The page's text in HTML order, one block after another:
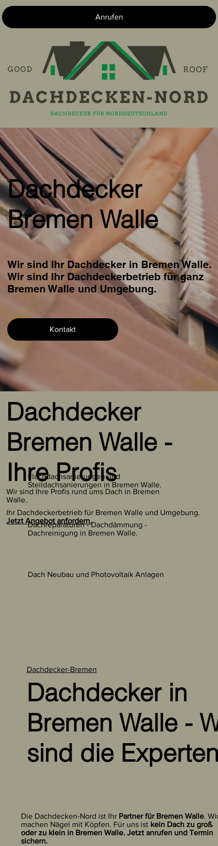
Anrufen
Dachdecker
Bremen Walle
Wir sind Ihr Dachdecker in Bremen Walle.
Wir sind Ihr Dachdeckerbetrieb für ganz
Bremen Walle und Umgebung.
Kontakt
Flachdachsanierungen und
Steildachsanierungen in Bremen Walle.
Dach Neubau und Photovoltaik Anlagen
Dachreparaturen - Dachdämmung -
Dachreinigung in Bremen Walle.
Dachdecker
Bremen Walle -
Ihre Profis
Wir sind Ihre Profis rund ums Dach in Bremen
Walle.
Ihr Dachdeckerbetrieb für Bremen Walle und Umgebung.
Jetzt Angebot anfordern.
Dachdecker-Bremen
Dachdecker in
Bremen Walle -
sind die
Die Dachdecken-Nord ist Ihr Partner für Bremen Walle.
machen Nägel mit Köpfen. Für uns ist kein Dach zu groß
oder zu klein in Bremen Walle. Jetzt anrufen und Termin
sichern.